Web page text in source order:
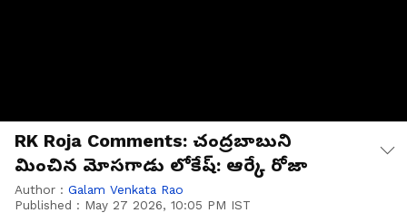
RK Roja Comments: చంద్రబాబుని
మించిన మోసగాడు లోకేష్‌: ఆర్కే రోజా
Author : Galam Venkata Rao
Published : May 27 2026, 10:05 PM IST